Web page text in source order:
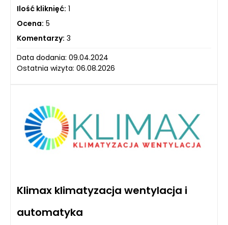
Ilość kliknięć: 1
Ocena: 5
Komentarzy: 3
Data dodania: 09.04.2024
Ostatnia wizyta: 06.08.2026
Klimax klimatyzacja wentylacja i
automatyka